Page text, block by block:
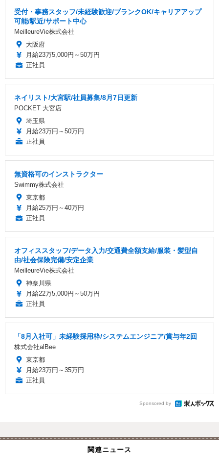
受付・事務スタッフ/未経験歓迎/ブランクOK/キャリアアップ
可能/駅近/サポート中心
MeilleureVie株式会社
大阪府
月給23万5,000円～50万円
正社員
ネイリスト/大宮駅/社員募集/8月7日更新
POCKET 大宮店
埼玉県
月給23万円～50万円
正社員
無資格可のインストラクター
Swimmy株式会社
東京都
月給25万円～40万円
正社員
オフィススタッフ/データ入力/交通費全額支給/服装・髪型自
由/社会保険完備/安定企業
MeilleureVie株式会社
神奈川県
月給22万5,000円～50万円
正社員
「8月入社可」未経験採用枠/システムエンジニア/賞与年2回
株式会社alBee
東京都
月給23万円～35万円
正社員
Sponsored by
関連ニュース